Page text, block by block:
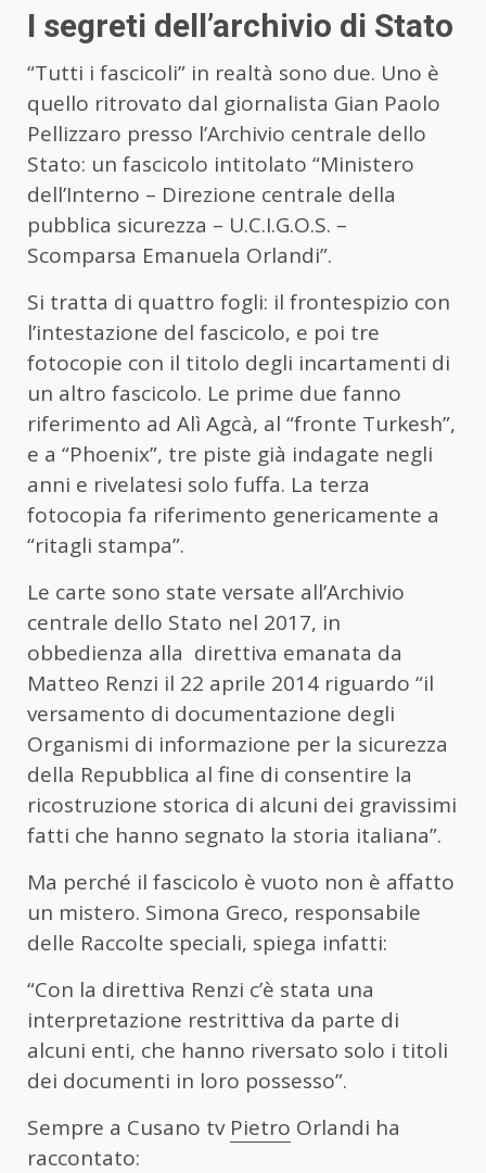
I segreti dell’archivio di Stato
“Tutti i fascicoli” in realtà sono due. Uno è
quello ritrovato dal giornalista Gian Paolo
Pellizzaro presso l’Archivio centrale dello
Stato: un fascicolo intitolato “Ministero
dell’Interno – Direzione centrale della
pubblica sicurezza – U.C.I.G.O.S. –
Scomparsa Emanuela Orlandi”.
Si tratta di quattro fogli: il frontespizio con
l’intestazione del fascicolo, e poi tre
fotocopie con il titolo degli incartamenti di
un altro fascicolo. Le prime due fanno
riferimento ad Alì Agcà, al “fronte Turkesh”,
e a “Phoenix”, tre piste già indagate negli
anni e rivelatesi solo fuffa. La terza
fotocopia fa riferimento genericamente a
“ritagli stampa”.
Le carte sono state versate all’Archivio
centrale dello Stato nel 2017, in
obbedienza alla direttiva emanata da
Matteo Renzi il 22 aprile 2014 riguardo “il
versamento di documentazione degli
Organismi di informazione per la sicurezza
della Repubblica al fine di consentire la
ricostruzione storica di alcuni dei gravissimi
fatti che hanno segnato la storia italiana”.
Ma perché il fascicolo è vuoto non è affatto
un mistero. Simona Greco, responsabile
delle Raccolte speciali, spiega infatti:
“Con la direttiva Renzi c’è stata una
interpretazione restrittiva da parte di
alcuni enti, che hanno riversato solo i titoli
dei documenti in loro possesso”.
Sempre a Cusano tv Pietro Orlandi ha
raccontato: